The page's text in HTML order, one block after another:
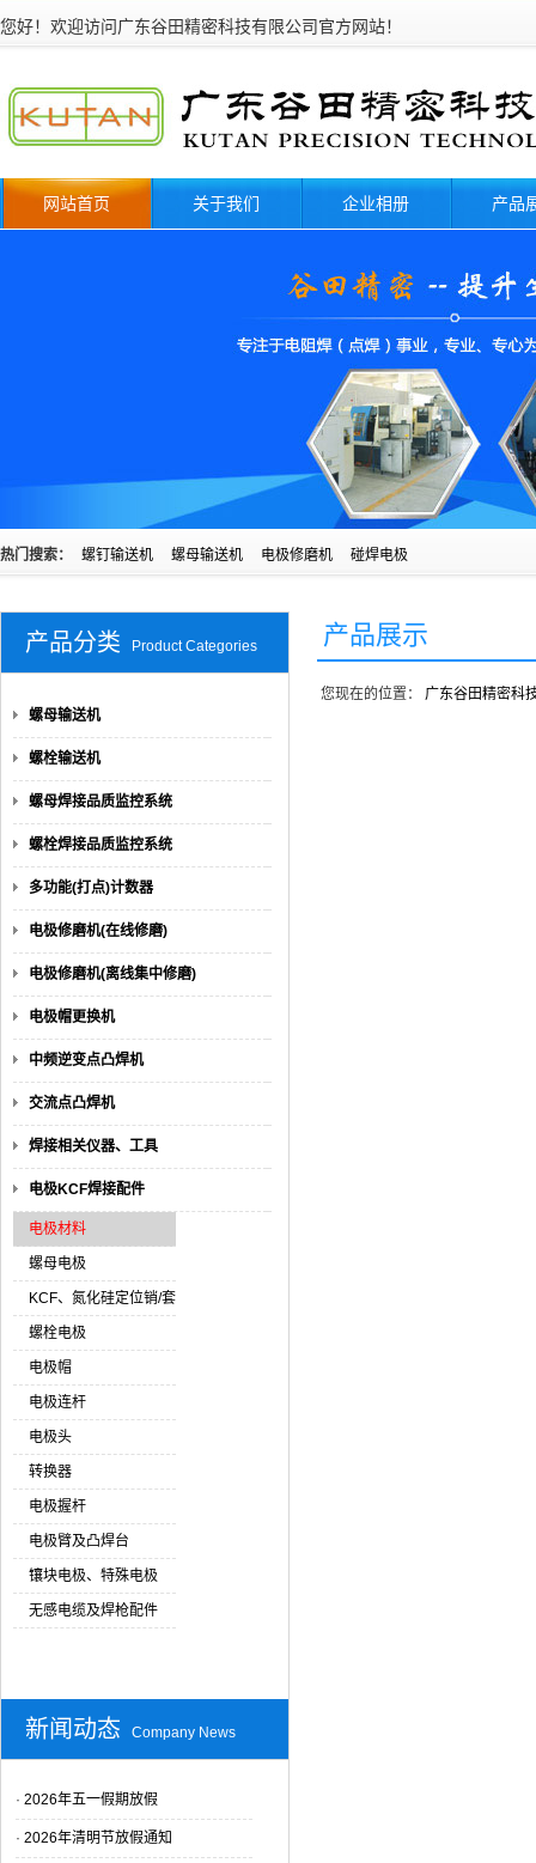
您好！欢迎访问广东谷田精密科技有限公司官
网站首页 关于我们 企业相册 产品
热门搜索： 螺钉输送机 螺母输送机 电极修磨机 碰焊电极
产品分类 Product Categories
螺母输送机
螺栓输送机
螺母焊接品质监控系统
螺栓焊接品质监控系统
多功能(打点)计数器
电极修磨机(在线修磨)
电极修磨机(离线集中修磨)
电极帽更换机
中频逆变点凸焊机
交流点凸焊机
焊接相关仪器、工具
电极KCF焊接配件
电极材料
螺母电极
KCF、氮化硅定位销/套
螺栓电极
电极帽
电极连杆
电极头
转换器
电极握杆
电极臂及凸焊台
镶块电极、特殊电极
无感电缆及焊枪配件
新闻动态 Company News
· 2026年五一假期放假
· 2026年清明节放假通知
产品展示
您现在的位置： 广东谷田精密科